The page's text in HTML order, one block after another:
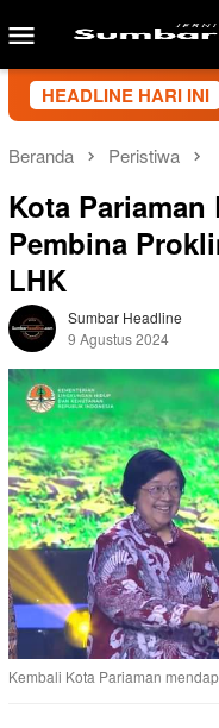
ke
Menu
Mobile
HEADLINE HARI INI
Sumbar
Beranda Peristiwa
Kota Pariaman
Pembina
LHK
Sumbar Headline
9 Agustus 2024
Kembali Kota Pariaman